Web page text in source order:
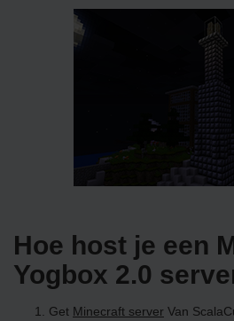
Hoe host je een
Yogbox 2.0
Get Minecraft server Van